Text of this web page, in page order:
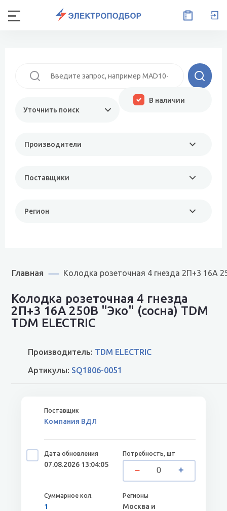
Уточнить поиск
Производители
Поставщики
Регион
В наличии
Главная Колодка розеточная 4 гнезда 2П+3 16А
Колодка розеточная 4 гнезда
2П+3 16А 250В "Эко" (сосна) TDM
TDM ELECTRIC
Производитель: TDM ELECTRIC
Артикулы: SQ1806-0051
Компания ВДЛ
07.08.2026 13:04:05
1
Москва и